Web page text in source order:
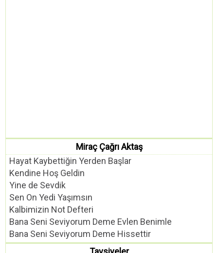
Miraç Çağrı Aktaş
Hayat Kaybettiğin Yerden Başlar
Kendine Hoş Geldin
Yine de Sevdik
Sen On Yedi Yaşımsın
Kalbimizin Not Defteri
Bana Seni Seviyorum Deme Evlen Benimle
Bana Seni Seviyorum Deme Hissettir